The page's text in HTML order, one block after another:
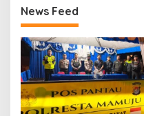
News Feed